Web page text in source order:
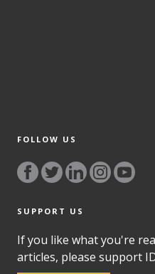
FOLLOW US
SUPPORT US
If you like what you're
articles, please support